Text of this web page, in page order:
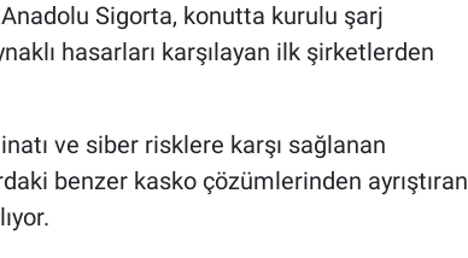
Sigorta, konutta kurulu şarj
hasarları karşılayan ilk şirketlerden
ve siber risklere karşı sağlanan
benzer kasko çözümlerinden ayrıştıran